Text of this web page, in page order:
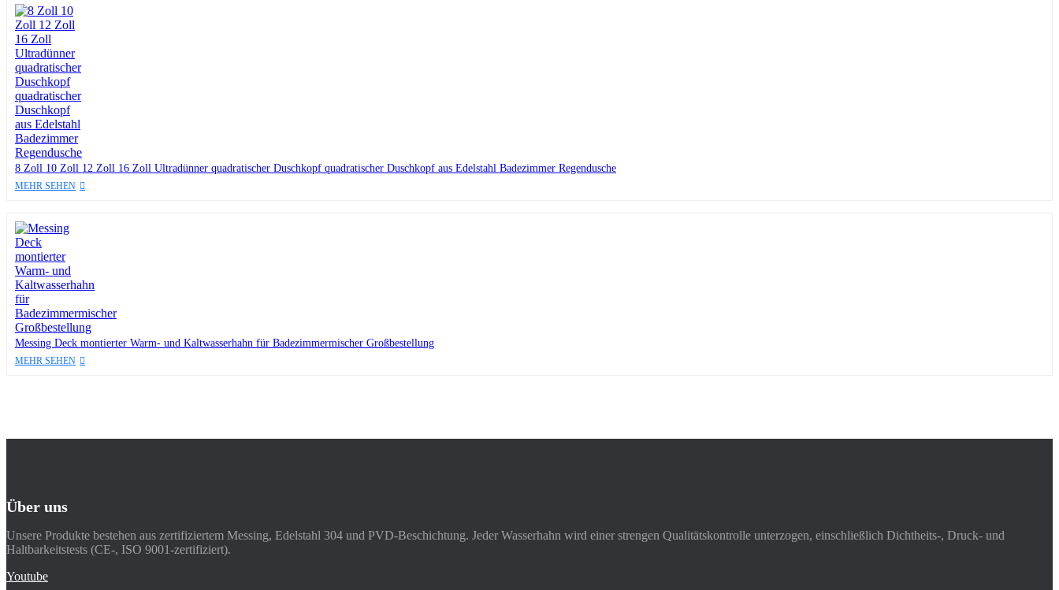
8 Zoll 10 Zoll 12 Zoll 16 Zoll Ultradünner quadratischer Duschkopf quadratischer Duschkopf aus Edelstahl Badezimmer Regendusche
MEHR SEHEN
Messing Deck montierter Warm- und Kaltwasserhahn für Badezimmermischer Großbestellung
MEHR SEHEN
Über uns
Unsere Produkte bestehen aus zertifiziertem Messing, Edelstahl 304 und PVD-Beschichtung. Jeder Wasserhahn wird einer strengen Qualitätskontrolle unterzogen, einschließlich Dichtheits-, Druck- und
Haltbarkeitstests (CE-, ISO 9001-zertifiziert).
Youtube